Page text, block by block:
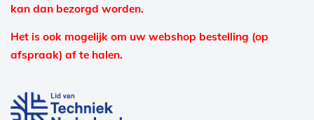
kan dan bezorgd worden.
Het is ook mogelijk om uw webshop bestelling (op
afspraak) af te halen.